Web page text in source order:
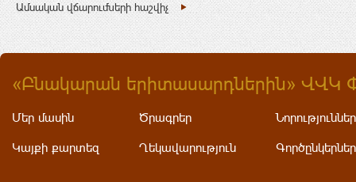
Ամսական վճարումների հաշվիչ
«Բնակարան երիտասարդներին» ՎՎԿ
Մեր մասին
Կայքի քարտեզ
Ծրագրեր
Ղեկավարություն
Նորություններ
Գործընկերներ